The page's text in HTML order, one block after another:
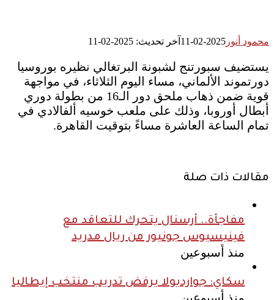
محمود أنور 2025-02-11 آخر تحديث: 2025-02-11
يستضيف سبورتنج لشبونة البرتغالي نظيره بوروسيا
دورتموند الألماني، مساء اليوم الثلاثاء، في مواجهة
قوية ضمن ذهاب ملحق دور الـ16 من بطولة دوري
أبطال أوروبا، وذلك على ملعب خوسيه ألفالادي في
تمام الساعة العاشرة مساءً بتوقيت القاهرة.
مقالات ذات صلة
مفاجأة.. أرسنال يتحرك للتعاقد مع
فينيسيوس جونيور من ريال مدريد
منذ أسبوعين
سكاي: جوارديولا يرفض تدريب منتخب إيطاليا
منذ أسبوعين